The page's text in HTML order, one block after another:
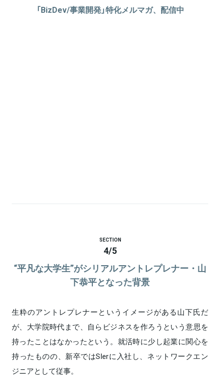
「BizDev/事業開発」特化メルマガ、配信中
SECTION
4/5
“平凡な大学生”がシリアルアントレプレナー・山
下恭平となった背景
生粋のアントレプレナーというイメージがある山下氏だ
が、大学院時代まで、自らビジネスを作ろうという意思を
持ったことはなかったという。就活時に少し起業に関心を
持ったものの、新卒ではSIerに入社し、ネットワークエン
ジニアとして従事。